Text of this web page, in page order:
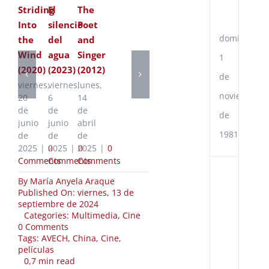
Striding
Into
the
Wind
(2020)
viernes,
20
de
junio
de
2025 | 0
Comments
El
silencio
del
agua
(2023)
viernes,
6
de
junio
de
2025 | 0
Comments
The
Poet
and
Singer
(2012)
lunes,
14
de
abril
de
2025 | 0
Comments
By María Anyela Araque
Published On: viernes, 13 de
septiembre de 2024
Categories: Multimedia, Cine
0 Commentson
The
(2010)
Tags: AVECH, China, Cine,
películas
0,7 min read
domingo,
1
de
noviembre
de
1981